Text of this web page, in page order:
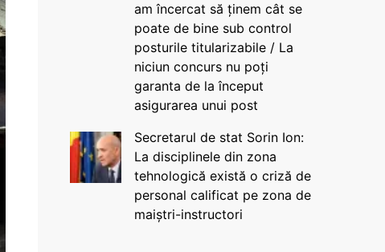
am încercat să ținem cât se
poate de bine sub control
posturile titularizabile / La
niciun concurs nu poți
garanta de la început
asigurarea unui post
Secretarul de stat Sorin Ion:
La disciplinele din zona
tehnologică există o criză de
personal calificat pe zona de
maiștri-instructori